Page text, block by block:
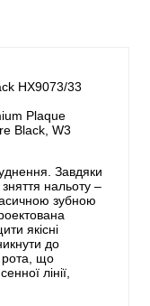
HX9073/33
Plaque
Black, W3
Завдяки
нальоту –
зубною
якісні
до
рота, що
лінії,